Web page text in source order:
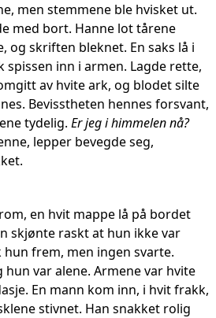
men stemmene ble hvisket ut.
med bort. Hanne lot tårene
og skriften bleknet. En saks lå i
spissen inn i armen. Lagde rette,
av hvite ark, og blodet silte
Bevisstheten hennes forsvant,
tydelig. Er jeg i himmelen nå?
lepper bevegde seg,
en hvit mappe lå på bordet
skjønte raskt at hun ikke var
hun frem, men ingen svarte.
var alene. Armene var hvite
En mann kom inn, i hvit frakk,
stivnet. Han snakket rolig